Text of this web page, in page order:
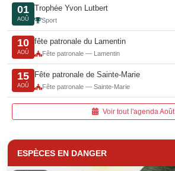
01
AOÛ
Trophée Yvon Lutbert
Sport
10
AOÛ
fête patronale du Lamentin
Fête patronale — Lamentin
15
AOÛ
Fête patronale de Sainte-Marie
Fête patronale — Sainte-Marie
Voir tout l'agenda Août
ESPÈCES EN DANGER